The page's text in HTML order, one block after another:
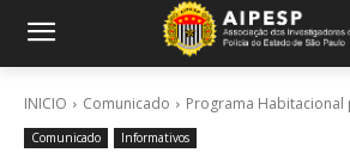
INICIO Comunicado Programa Habitacional
Comunicado Informativos